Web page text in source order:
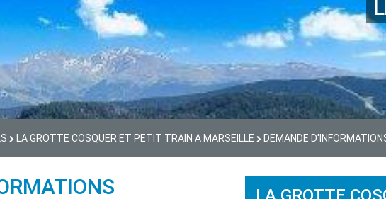
LA GROTTE COSQUER ET PETIT TRAIN A MARSEILLE DEMANDE